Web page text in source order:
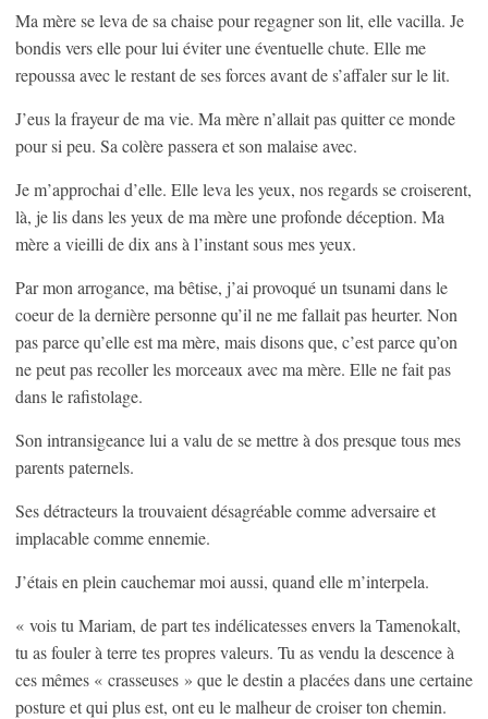
Ma mère se leva de sa chaise pour regagner son lit, elle vacilla. Je
bondis vers elle pour lui éviter une éventuelle chute. Elle me
repoussa avec le restant de ses forces avant de s’affaler sur le lit.
J’eus la frayeur de ma vie. Ma mère n’allait pas quitter ce monde
pour si peu. Sa colère passera et son malaise avec.
Je m’approchai d’elle. Elle leva les yeux, nos regards se croiserent,
là, je lis dans les yeux de ma mère une profonde déception. Ma
mère a vieilli de dix ans à l’instant sous mes yeux.
Par mon arrogance, ma bêtise, j’ai provoqué un tsunami dans le
coeur de la dernière personne qu’il ne me fallait pas heurter. Non
pas parce qu’elle est ma mère, mais disons que, c’est parce qu’on
ne peut pas recoller les morceaux avec ma mère. Elle ne fait pas
dans le rafistolage.
Son intransigeance lui a valu de se mettre à dos presque tous mes
parents paternels.
Ses détracteurs la trouvaient désagréable comme adversaire et
implacable comme ennemie.
J’étais en plein cauchemar moi aussi, quand elle m’interpela.
« vois tu Mariam, de part tes indélicatesses envers la Tamenokalt,
tu as fouler à terre tes propres valeurs. Tu as vendu la descence à
ces mêmes « crasseuses » que le destin a placées dans une certaine
posture et qui plus est, ont eu le malheur de croiser ton chemin.